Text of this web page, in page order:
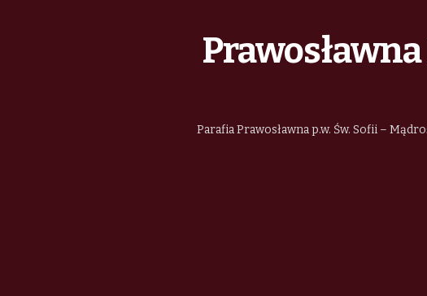
Parafia Prawosławna p.w. Św. Sofii –